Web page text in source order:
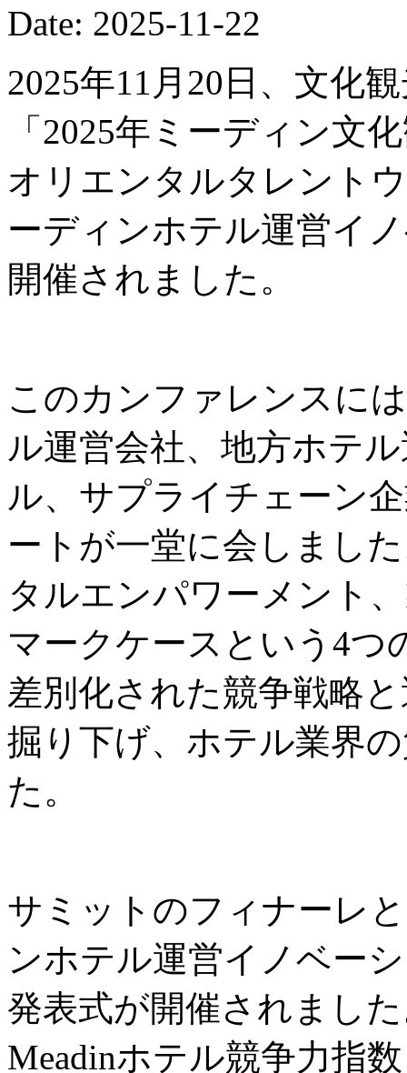
Date: 2025-11-22
2025年11月20日、文化
「2025年ミーディン文
オリエンタルタレント
ーディンホテル運営イ
開催されました。
このカンファレンスに
ル運営会社、地方ホテ
ル、サプライチェーン
ートが一堂に会しまし
タルエンパワーメント
マークケースという4つ
差別化された競争戦略
掘り下げ、ホテル業界
た。
サミットのフィナーレ
ンホテル運営イノベー
発表式が開催されまし
Meadinホテル競争力指